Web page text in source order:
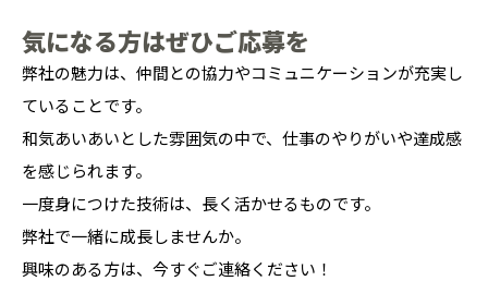
気になる方はぜひご応募を
弊社の魅力は、仲間との協力やコミュニケーションが充実し
ていることです。
和気あいあいとした雰囲気の中で、仕事のやりがいや達成感
を感じられます。
一度身につけた技術は、長く活かせるものです。
弊社で一緒に成長しませんか。
興味のある方は、今すぐご連絡ください！